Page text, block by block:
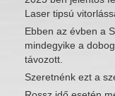
Laser tipsú
Ebben az évben a
mindegyike a
távozott.
Szeretnénk ezt a